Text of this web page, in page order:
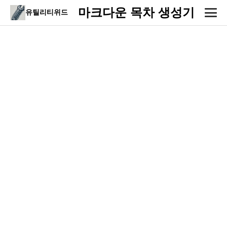
유틸리티위드 마크다운 목차 생성기